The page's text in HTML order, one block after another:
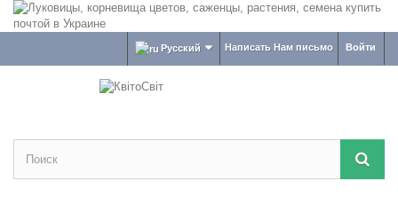
Войти
Написать Нам письмо
Русский